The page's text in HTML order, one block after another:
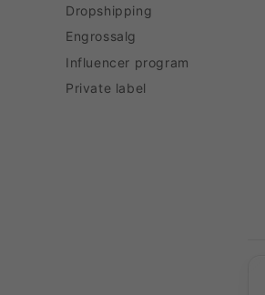
Dropshipping
Engrossalg
Influencer program
Private label